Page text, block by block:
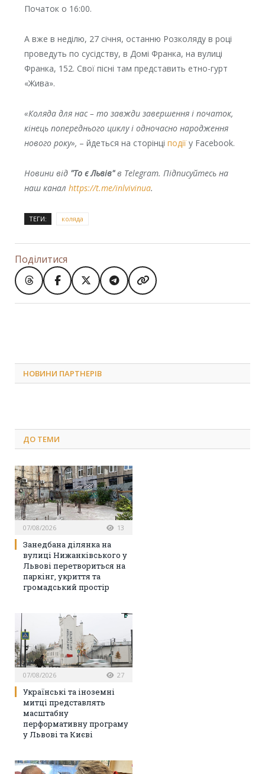
Початок о 16:00.
А вже в неділю, 27 січня, останню Розколяду в році
проведуть по сусідству, в Домі Франка, на вулиці
Франка, 152. Свої пісні там представить етно-гурт
«Жива».
«Коляда для нас – то завжди завершення і початок,
кінець попереднього циклу і одночасно народження
нового року», – йдеться на сторінці подіїу Facebook.
Новини від "То є Львів"в Telegram. Підписуйтесь на
наш канал https://t.me/inlvivinua.
ТЕГИ: коляда
Поділитися
НОВИНИ ПАРТНЕРІВ
ДО ТЕМИ
07/08/2026 13
Занедбана ділянка на
вулиці Нижанківського у
Львові перетвориться на
паркінг, укриття та
громадський простір
07/08/2026 27
Українські та іноземні
митці представлять
масштабну
перформативну програму
у Львові та Києві